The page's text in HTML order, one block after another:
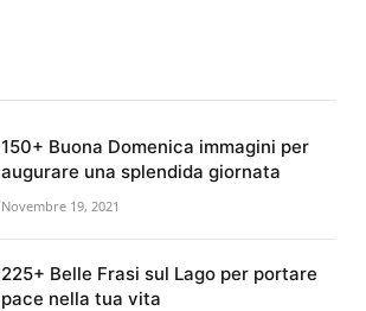
150+ Buona Domenica immagini per
augurare una splendida giornata
Novembre 19, 2021
225+ Belle Frasi sul Lago per portare
pace nella tua vita